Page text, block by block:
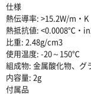
仕様
熱伝導率: >15.2W/m・K
熱抵抗値: <0.0008℃・
比重: 2.48g/cm3
使用温度: -20～150℃
組成物: 金属酸化物、グ
内容量: 2g
付属品